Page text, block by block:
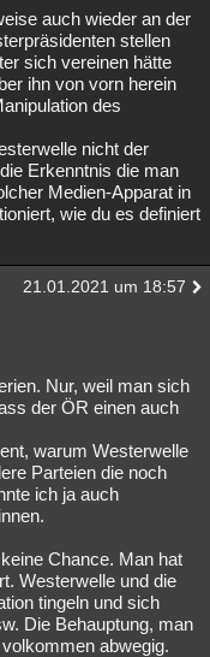
auch wieder an der
stellen
sich vereinen hätte
ihn von vorn herein
des
nicht der
Erkenntnis die man
Medien-Apparat in
wie du es definiert
21.01.2021 um 18:57
Nur, weil man sich
der ÖR einen auch
warum Westerwelle
Parteien die noch
ich ja auch
Chance. Man hat
Westerwelle und die
tingeln und sich
Die Behauptung, man
abwegig.